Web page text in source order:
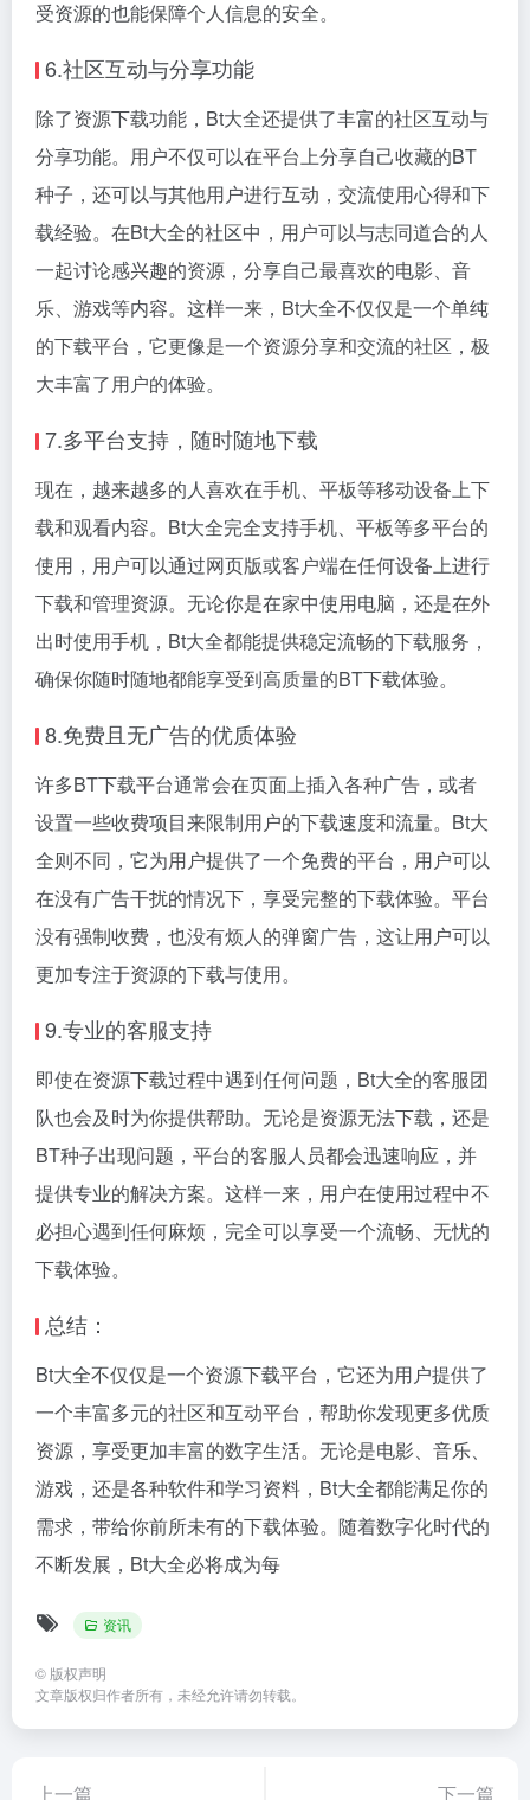
受资源的也能保障个人信息的安全。
6.社区互动与分享功能
除了资源下载功能，Bt大全还提供了丰富的社区互动与
分享功能。用户不仅可以在平台上分享自己收藏的BT
种子，还可以与其他用户进行互动，交流使用心得和下
载经验。在Bt大全的社区中，用户可以与志同道合的人
一起讨论感兴趣的资源，分享自己最喜欢的电影、音
乐、游戏等内容。这样一来，Bt大全不仅仅是一个单纯
的下载平台，它更像是一个资源分享和交流的社区，极
大丰富了用户的体验。
7.多平台支持，随时随地下载
现在，越来越多的人喜欢在手机、平板等移动设备上下
载和观看内容。Bt大全完全支持手机、平板等多平台的
使用，用户可以通过网页版或客户端在任何设备上进行
下载和管理资源。无论你是在家中使用电脑，还是在外
出时使用手机，Bt大全都能提供稳定流畅的下载服务，
确保你随时随地都能享受到高质量的BT下载体验。
8.免费且无广告的优质体验
许多BT下载平台通常会在页面上插入各种广告，或者
设置一些收费项目来限制用户的下载速度和流量。Bt大
全则不同，它为用户提供了一个免费的平台，用户可以
在没有广告干扰的情况下，享受完整的下载体验。平台
没有强制收费，也没有烦人的弹窗广告，这让用户可以
更加专注于资源的下载与使用。
9.专业的客服支持
即使在资源下载过程中遇到任何问题，Bt大全的客服团
队也会及时为你提供帮助。无论是资源无法下载，还是
BT种子出现问题，平台的客服人员都会迅速响应，并
提供专业的解决方案。这样一来，用户在使用过程中不
必担心遇到任何麻烦，完全可以享受一个流畅、无忧的
下载体验。
总结：
Bt大全不仅仅是一个资源下载平台，它还为用户提供了
一个丰富多元的社区和互动平台，帮助你发现更多优质
资源，享受更加丰富的数字生活。无论是电影、音乐、
游戏，还是各种软件和学习资料，Bt大全都能满足你的
需求，带给你前所未有的下载体验。随着数字化时代的
不断发展，Bt大全必将成为每
资讯
© 版权声明
文章版权归作者所有，未经允许请勿转载。
上一篇 下一篇